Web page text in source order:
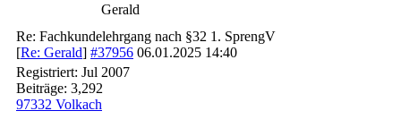
Gerald
Re: Fachkundelehrgang nach §32 1. SprengV
[Re: Gerald] #37956 06.01.2025 14:40
Registriert: Jul 2007
Beiträge: 3,292
97332 Volkach